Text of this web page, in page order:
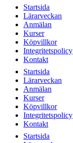
Startsida
Lärarveckan
Anmälan
Kurser
Köpvillkor
Integritetspolicy
Kontakt
Startsida
Lärarveckan
Anmälan
Kurser
Köpvillkor
Integritetspolicy
Kontakt
Startsida